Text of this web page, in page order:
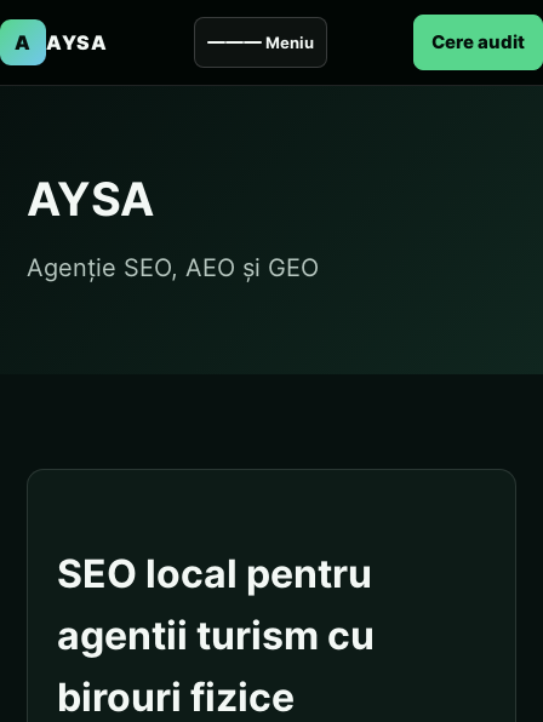
A AYSA Meniu Cere audit
AYSA
Agenție SEO, AEO și GEO
SEO local pentru
agentii turism cu
birouri fizice